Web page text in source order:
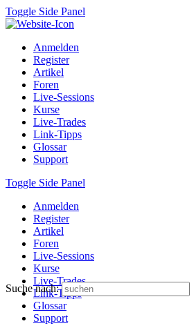
Toggle Side Panel
Anmelden
Register
Artikel
Foren
Live-Sessions
Kurse
Live-Trades
Link-Tipps
Glossar
Support
Toggle Side Panel
Anmelden
Register
Artikel
Foren
Live-Sessions
Kurse
Live-Trades
Link-Tipps
Glossar
Support
Suche nach: